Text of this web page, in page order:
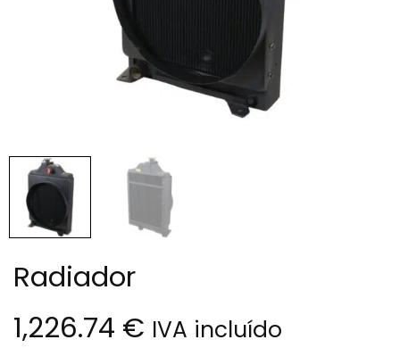
Radiador
1,226.74 € IVA incluído